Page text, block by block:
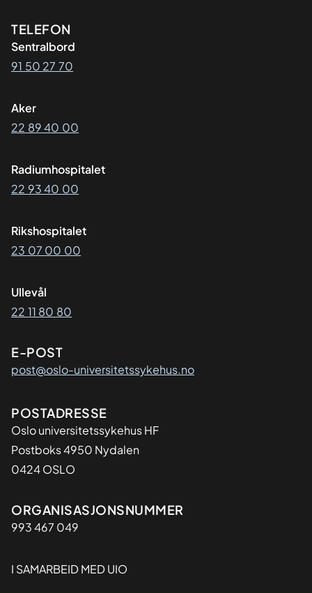
Kontaktinformasjon
TELEFON
Sentralbord
91 50 27 70
Aker
22 89 40 00
Radiumhospitalet
22 93 40 00
Rikshospitalet
23 07 00 00
Ullevål
22 11 80 80
E-POST
post@oslo-universitetssykehus.no
Adresse
POSTADRESSE
Oslo universitetssykehus HF
Postboks 4950 Nydalen
0424 OSLO
Organisasjon
ORGANISASJONSNUMMER
993 467 049
I SAMARBEID MED UIO